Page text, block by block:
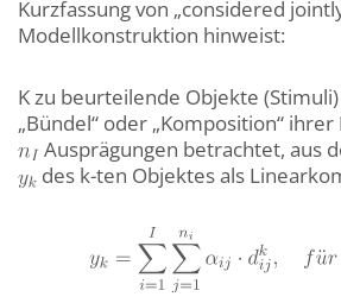
Kurzfassung von „considered
Modellkonstruktion hinweist:
K zu beurteilende Objekte
„Bündel“ oder „Komposition“
Ausprägungen betrachtet, aus
des k-ten Objektes als